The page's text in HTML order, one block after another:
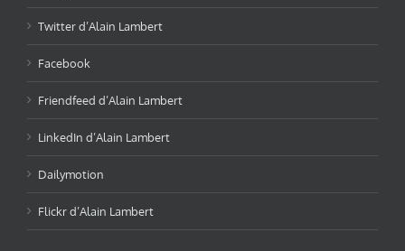
Twitter d’Alain Lambert
Facebook
Friendfeed d’Alain Lambert
LinkedIn d’Alain Lambert
Dailymotion
Flickr d’Alain Lambert